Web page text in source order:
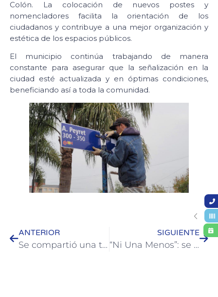
Colón. La colocación de nuevos postes y
nomencladores facilita la orientación de los
ciudadanos y contribuye a una mejor organización y
estética de los espacios públicos.
El municipio continúa trabajando de manera
constante para asegurar que la señalización en la
ciudad esté actualizada y en óptimas condiciones,
beneficiando así a toda la comunidad.
ANTERIOR
Se compartió una tarde de juegos y charlas en barrio San Francisco
SIGUIENTE
“Ni Una Menos”: se realizarán actividades de reflexión y rechazo a las violencias de género